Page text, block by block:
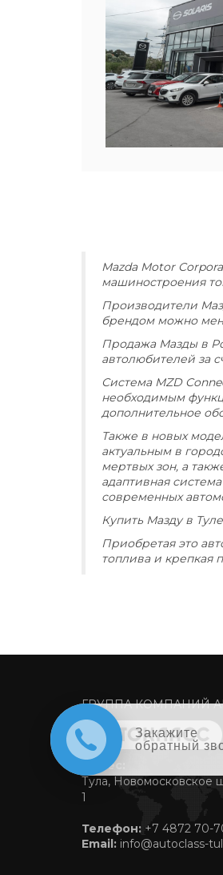
Mazda Motor
машиностроения
Производители
брендом можно
Продажа Мазды в
автолюбителей за
Система MZD
необходимым
дополнительное
Также в новых
актуальным в
мертвых зон, а
адаптивная
современных
Купить Мазду в
Приобретая это
топлива и крепкая
ГРУППА КОМПАНИЙ
Адрес:
Тула, Новомосковское
1
Телефон: +7 4872 70-
Email: info@autoclass-
Закажите
обратный